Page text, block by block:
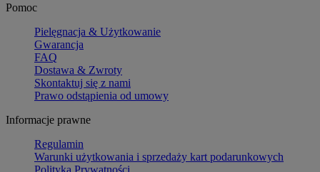
Pomoc
Pielęgnacja & Użytkowanie
Gwarancja
FAQ
Dostawa & Zwroty
Skontaktuj się z nami
Prawo odstąpienia od umowy
Informacje prawne
Regulamin
Warunki użytkowania i sprzedaży kart podarunkowych
Polityka Prywatności